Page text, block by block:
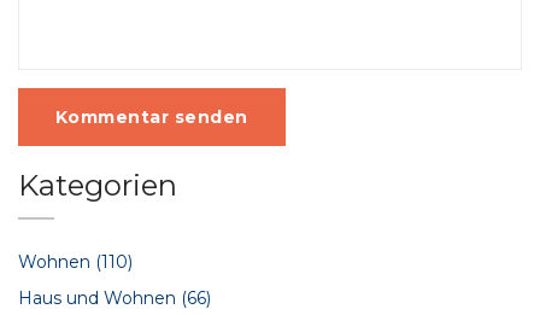
Kommentar senden
Kategorien
Wohnen (110)
Haus und Wohnen (66)